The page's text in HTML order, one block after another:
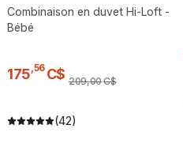
Combinaison en duvet Hi-Loft -
Bébé
175 56 C$ 209,00C$
(42)